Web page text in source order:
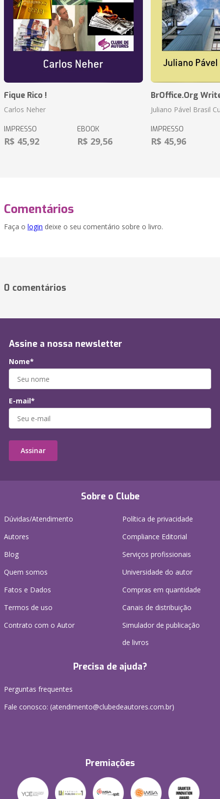
Fique Rico !
Carlos Neher
IMPRESSO
R$ 45,92
EBOOK
R$ 29,56
BrOffice.Org
Juliano Pável Brasil
IMPRESSO
R$ 45,96
Comentários
Faça o login deixe o seu comentário sobre o livro.
0 comentários
Sobre o Clube
Dúvidas/Atendimento
Autores
Blog
Quem somos
Fatos e Dados
Termos de uso
Contrato com o Autor
Política de privacidade
Compliance Editorial
Serviços profissionais
Universidade do autor
Compras em quantidade
Canais de distribuição
Simulador de publicação
de livros
Precisa de ajuda?
Perguntas frequentes
Fale conosco: (atendimento@clubedeautores.com.br)
Premiações
Assine a nossa newsletter
Nome*
E-mail*
Assinar